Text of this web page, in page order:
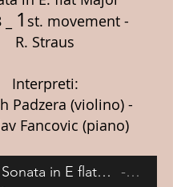
1 st. movement -
R. Straus
Interpreti:
Padzera (violino) -
Fancovic (piano)
Sonata in E flat Major op.18 - 1st. movement R.